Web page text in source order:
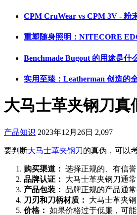
CPM CruWear vs CPM 3V - 粉
重塑随身照明：NITECORE
Benchmade Bugout 的用途是什
实用至臻：Leatherman 创造的
大马士革夹钢刀真
产品知识 2023年12月26日 2,097
要判断大马士革夹钢刀的真伪，可以
购买渠道： 选择正规的、有信
品牌认证：
大马士革夹钢刀通
产品包装： 品牌正规的产品通
刀刃和刀柄材质：
大马士革夹
价格： 如果价格过于低廉，可